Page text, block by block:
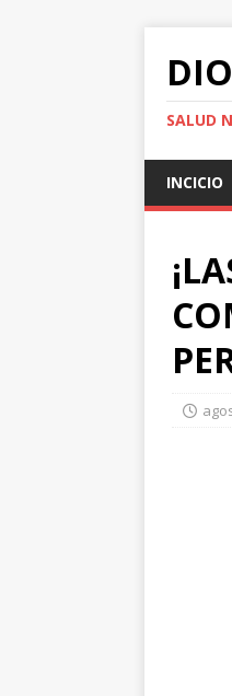
SALUD
INCICIO